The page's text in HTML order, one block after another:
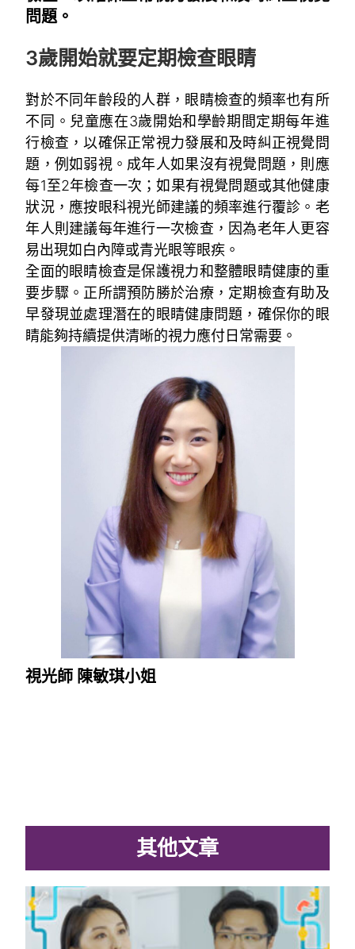
問題。
3歲開始就要定期檢查眼睛
對於不同年齡段的人群，眼睛檢查的頻率也有所
不同。兒童應在3歲開始和學齡期間定期每年進
行檢查，以確保正常視力發展和及時糾正視覺問
題，例如弱視。成年人如果沒有視覺問題，則應
每1至2年檢查一次；如果有視覺問題或其他健康
狀況，應按眼科視光師建議的頻率進行覆診。老
年人則建議每年進行一次檢查，因為老年人更容
易出現如白內障或青光眼等眼疾。
全面的眼睛檢查是保護視力和整體眼睛健康的重
要步驟。正所謂預防勝於治療，定期檢查有助及
早發現並處理潛在的眼睛健康問題，確保你的眼
睛能夠持續提供清晰的視力應付日常需要。
視光師 陳敏琪小姐
其他文章